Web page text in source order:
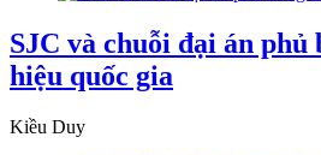
SJC và chuỗi đại án phủ
hiệu quốc gia
Kiều Duy